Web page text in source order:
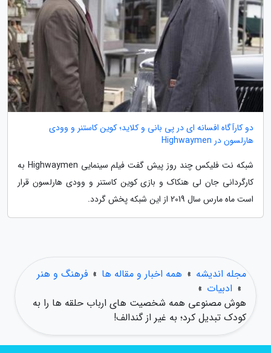
دو کارآگاه افسانه ای در پی بانی و کلاید؛ کوین کاستنر و وودی
هارلسون در Highwaymen
شبکه نت فلیکس چند روز پیش گفت فیلم سینمایی Highwaymen به
کارگردانی جان لی هنکاک و بازی کوین کاستنر و وودی هارلسون قرار
است ماه مارس سال 2019 از این شبکه پخش گردد.
مجله اندیشه » همه اخبار و مقاله ها » فرهنگ و هنر
» ادبیات »
هوش مصنوعی همه شخصیت های ارباب حلقه ها را به
کودک تبدیل کرد؛ به غیر از گندالف!